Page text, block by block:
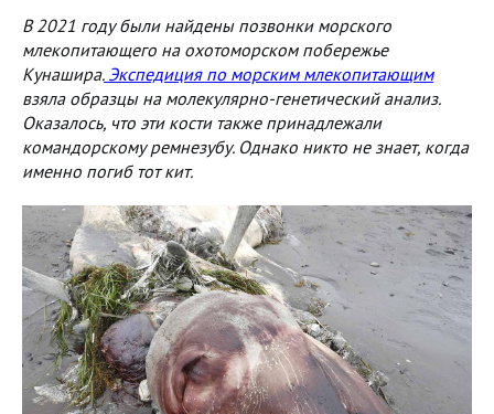
В 2021 году были найдены позвонки морского
млекопитающего на охотоморском побережье
Кунашира.Экспедиция по морским млекопитающим
взяла образцы на молекулярно-генетический анализ.
Оказалось, что эти кости также принадлежали
командорскому ремнезубу. Однако никто не знает, когда
именно погиб тот кит.